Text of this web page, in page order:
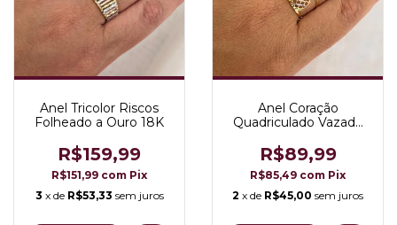
Anel Tricolor Riscos
Folheado a Ouro 18K
R$159,99
R$151,99 com Pix
3 x de R$53,33 sem juros
Anel Coração
Quadriculado Vazado
Ouro 18K
R$89,99
R$85,49 com Pix
2 x de R$45,00 sem juros